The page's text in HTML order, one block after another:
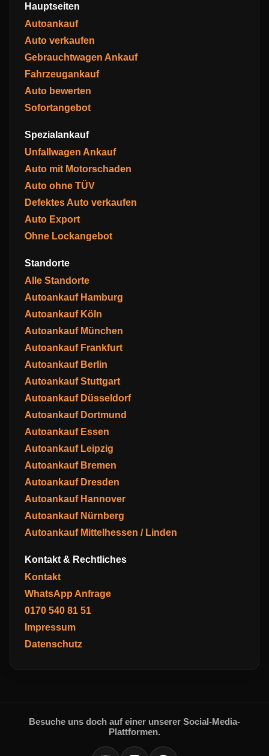
Hauptseiten
Autoankauf
Auto verkaufen
Gebrauchtwagen Ankauf
Fahrzeugankauf
Auto bewerten
Sofortangebot
Spezialankauf
Unfallwagen Ankauf
Auto mit Motorschaden
Auto ohne TÜV
Defektes Auto verkaufen
Auto Export
Ohne Lockangebot
Standorte
Alle Standorte
Autoankauf Hamburg
Autoankauf Köln
Autoankauf München
Autoankauf Frankfurt
Autoankauf Berlin
Autoankauf Stuttgart
Autoankauf Düsseldorf
Autoankauf Dortmund
Autoankauf Essen
Autoankauf Leipzig
Autoankauf Bremen
Autoankauf Dresden
Autoankauf Hannover
Autoankauf Nürnberg
Autoankauf Mittelhessen / Linden
Kontakt & Rechtliches
Kontakt
WhatsApp Anfrage
0170 540 81 51
Impressum
Datenschutz
Besuche uns doch auf einer unserer Social-Media-
Plattformen.